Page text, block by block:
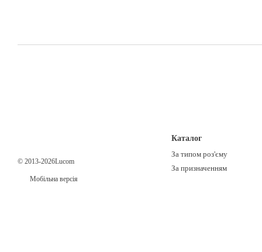
© 2013-2026Lucom
Мобільна версія
Каталог
За типом роз'єму
За призначенням